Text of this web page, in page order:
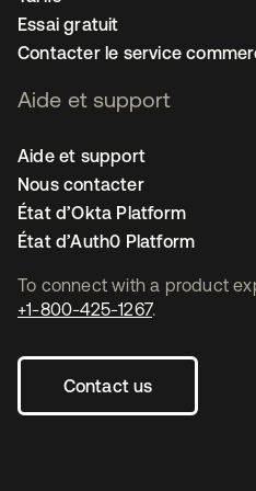
To connect with a product
+1-800-425-1267.
Contact us
Essai gratuit
Contacter le service
Aide et support
Aide et support
Nous contacter
État d’Okta Platform
État d’Auth0 Platform